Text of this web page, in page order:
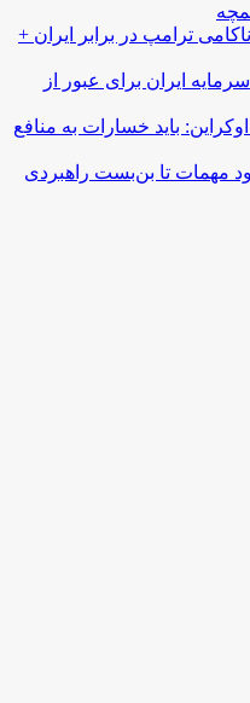
ترامپ در برابر ایران +
ایران برای عبور از
باید خسارات به منافع
مهمات تا بن‌بست راهبردی